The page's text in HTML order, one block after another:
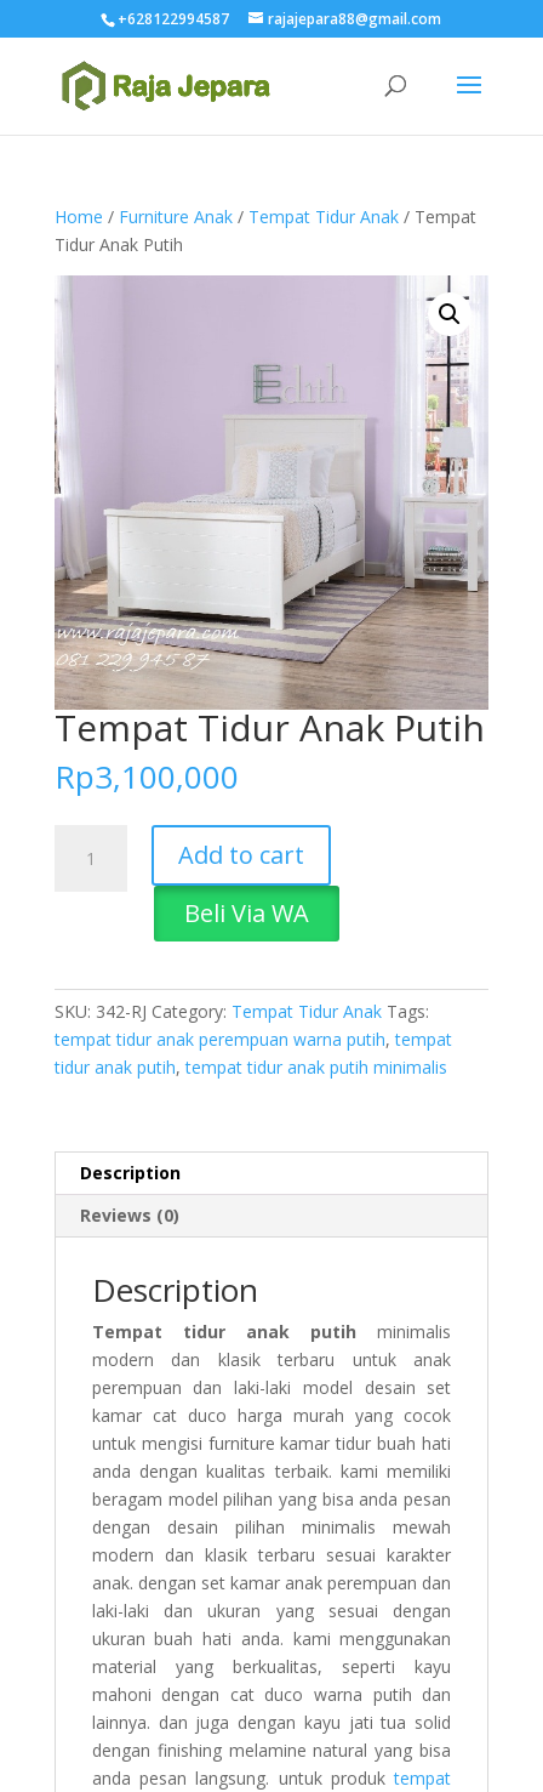
+628122994587 rajajepara88@gmail.com
Home / Furniture Anak/ Tempat Tidur Anak/ Tempat
Tidur Anak Putih
Tempat Tidur Anak Putih
Rp3,100,000
Tidur
Add to cart
Beli Via WA
SKU: 342-RJ Category: Tempat Tidur Anak Tags:
tempat tidur anak perempuan warna putih,tempat
tidur anak putih,tempat tidur anak putih minimalis
Description
Reviews (0)
Description
Tempat tidur anak putih minimalis
modern dan klasik terbaru untuk anak
perempuan dan laki-laki model desain set
kamar cat duco harga murah yang cocok
untuk mengisi furniture kamar tidur buah hati
anda dengan kualitas terbaik. kami memiliki
beragam model pilihan yang bisa anda pesan
dengan desain pilihan minimalis mewah
modern dan klasik terbaru sesuai karakter
anak. dengan set kamar anak perempuan dan
laki-laki dan ukuran yang sesuai dengan
ukuran buah hati anda. kami menggunakan
material yang berkualitas, seperti kayu
mahoni dengan cat duco warna putih dan
lainnya. dan juga dengan kayu jati tua solid
dengan finishing melamine natural yang bisa
anda pesan langsung. untuk produktempat